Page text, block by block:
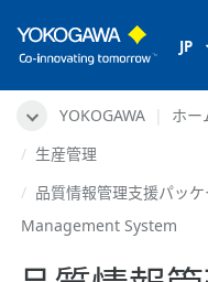
JP
YOKOGAWA ホー
生産管理
品質情報管理支援パッ
Management System